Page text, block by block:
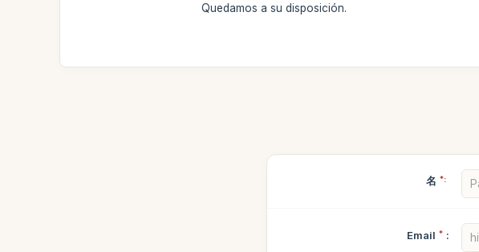
Quedamos a su disposición.
名 *:
Email * :